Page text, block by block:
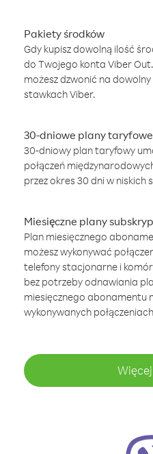
Pakiety środków
Gdy kupisz dowolną ilość
do Twojego konta Viber
możesz dzwonić na
stawkach Viber.
30-dniowe plany taryfowe
30-dniowy plan taryfowy
połączeń
przez okres 30 dni w niskich
Miesięczne plany
Plan miesięcznego
możesz wykonywać
telefony stacjonarne i
bez potrzeby odnawiania
miesięcznego abonamentu
wykonywanych połączeniach